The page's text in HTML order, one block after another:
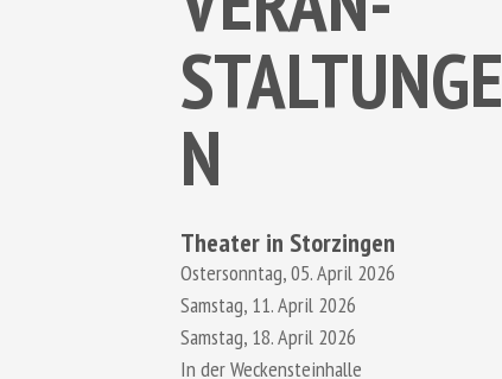
STALTUNGE
N
Theater in Storzingen
Ostersonntag, 05. April 2026
Samstag, 11. April 2026
Samstag, 18. April 2026
In der Weckensteinhalle